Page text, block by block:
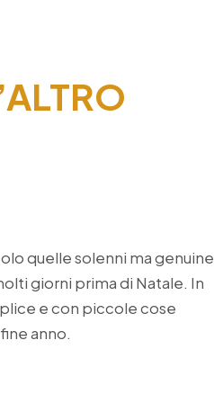
quelle solenni ma genuine
giorni prima di Natale. In
e con piccole cose
anno.